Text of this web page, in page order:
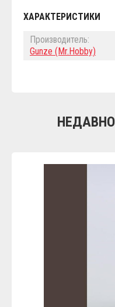
ХАРАКТЕРИСТИКИ
Производитель:
Gunze (Mr.Hobby)